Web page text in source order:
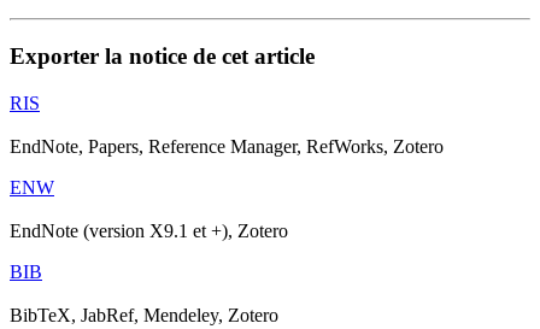
Exporter la notice de cet article
RIS
EndNote, Papers, Reference Manager, RefWorks, Zotero
ENW
EndNote (version X9.1 et +), Zotero
BIB
BibTeX, JabRef, Mendeley, Zotero